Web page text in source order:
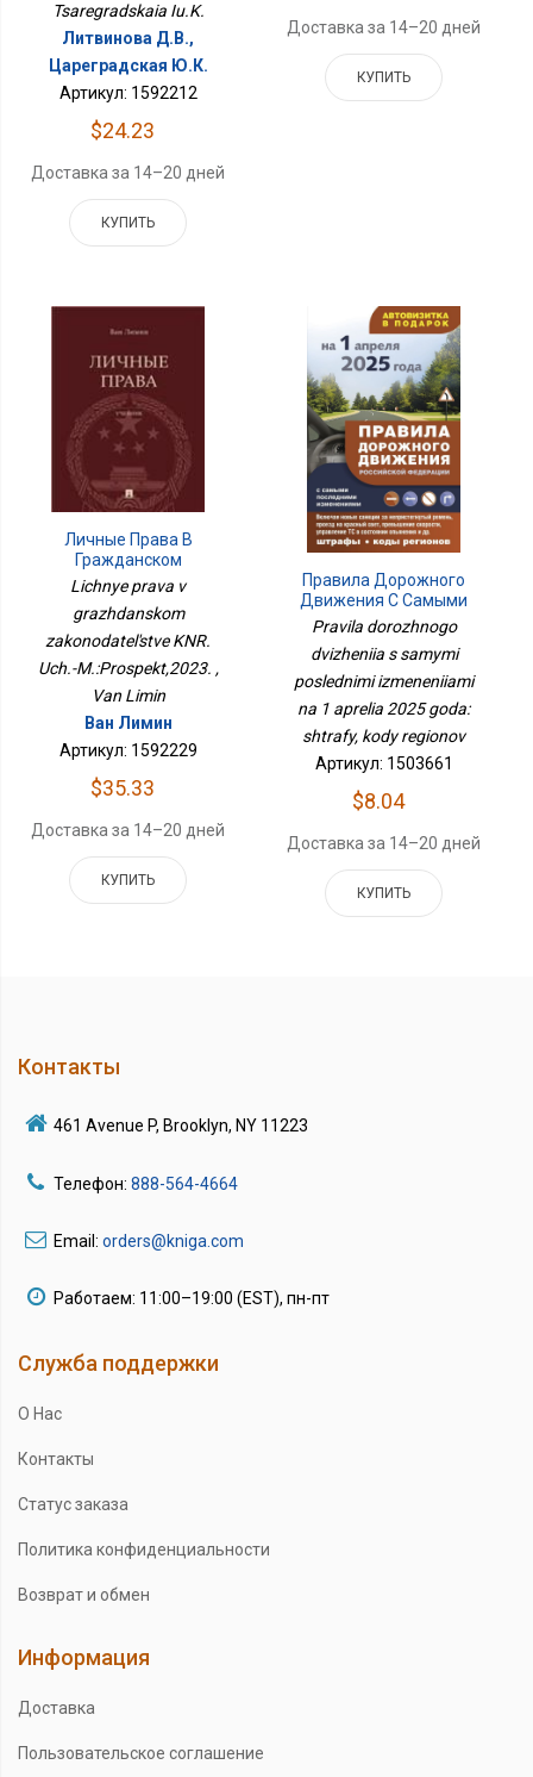
Tsaregradskaia Iu.K.
Литвинова Д.В.,
Цареградская Ю.К.
Артикул: 1592212
$24.23
Доставка за 14–20 дней
КУПИТЬ
Доставка за 14–20 дней
КУПИТЬ
Личные Права В
Гражданском
Законодательстве КНР.
Уч.-М.:Проспект,2023.
Lichnye prava v
grazhdanskom
zakonodatel'stve KNR.
Uch.-M.:Prospekt,2023. ,
Van Limin
Ван Лимин
Артикул: 1592229
$35.33
Доставка за 14–20 дней
КУПИТЬ
Правила Дорожного
Движения С Самыми
Последними
Изменениями На 1
Апреля 2025 Года:
Штрафы, Коды Регионов
Pravila dorozhnogo
dvizheniia s samymi
poslednimi izmeneniiami
na 1 aprelia 2025 goda:
shtrafy, kody regionov
Артикул: 1503661
$8.04
Доставка за 14–20 дней
КУПИТЬ
Контакты
461 Avenue P, Brooklyn, NY 11223
Телефон: 888-564-4664
Email: orders@kniga.com
Работаем: 11:00–19:00 (EST), пн-пт
Служба поддержки
О Нас
Контакты
Статус заказа
Политика конфиденциальности
Возврат и обмен
Информация
Доставка
Пользовательское соглашение